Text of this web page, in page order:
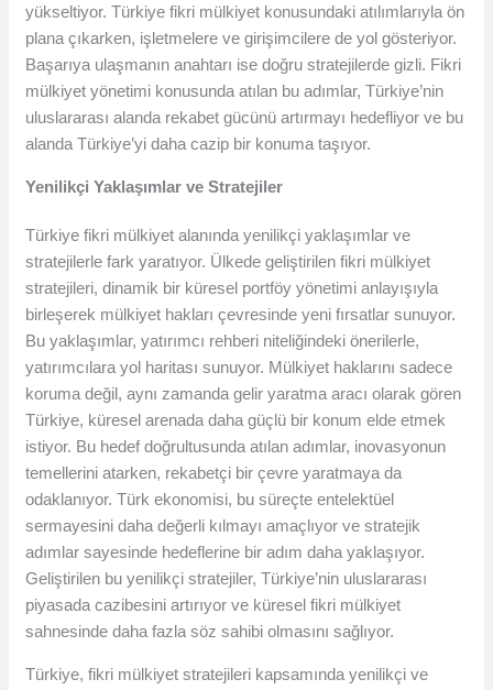
yükseltiyor. Türkiye fikri mülkiyet konusundaki atılımlarıyla ön
plana çıkarken, işletmelere ve girişimcilere de yol gösteriyor.
Başarıya ulaşmanın anahtarı ise doğru stratejilerde gizli. Fikri
mülkiyet yönetimi konusunda atılan bu adımlar, Türkiye’nin
uluslararası alanda rekabet gücünü artırmayı hedefliyor ve bu
alanda Türkiye’yi daha cazip bir konuma taşıyor.
Yenilikçi Yaklaşımlar ve Stratejiler
Türkiye fikri mülkiyet alanında yenilikçi yaklaşımlar ve
stratejilerle fark yaratıyor. Ülkede geliştirilen fikri mülkiyet
stratejileri, dinamik bir küresel portföy yönetimi anlayışıyla
birleşerek mülkiyet hakları çevresinde yeni fırsatlar sunuyor.
Bu yaklaşımlar, yatırımcı rehberi niteliğindeki önerilerle,
yatırımcılara yol haritası sunuyor. Mülkiyet haklarını sadece
koruma değil, aynı zamanda gelir yaratma aracı olarak gören
Türkiye, küresel arenada daha güçlü bir konum elde etmek
istiyor. Bu hedef doğrultusunda atılan adımlar, inovasyonun
temellerini atarken, rekabetçi bir çevre yaratmaya da
odaklanıyor. Türk ekonomisi, bu süreçte entelektüel
sermayesini daha değerli kılmayı amaçlıyor ve stratejik
adımlar sayesinde hedeflerine bir adım daha yaklaşıyor.
Geliştirilen bu yenilikçi stratejiler, Türkiye’nin uluslararası
piyasada cazibesini artırıyor ve küresel fikri mülkiyet
sahnesinde daha fazla söz sahibi olmasını sağlıyor.
Türkiye, fikri mülkiyet stratejileri kapsamında yenilikçi ve